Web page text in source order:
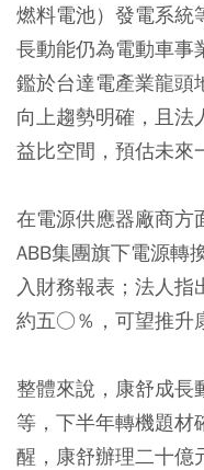
燃料電池）發電系統
長動能仍為電動車事
鑑於台達電產業龍頭
向上趨勢明確，且法
益比空間，預估未來
在電源供應器廠商方
ABB集團旗下電源轉
入財務報表；法人指
約五○％，可望推升
整體來說，康舒成長
等，下半年轉機題材
醒，康舒辦理二十億